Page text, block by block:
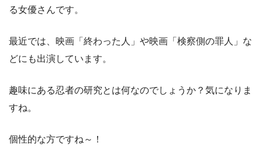
る女優さんです。
最近では、映画「終わった人」や映画「検察側の罪人」な
どにも出演しています。
趣味にある忍者の研究とは何なのでしょうか？気になりま
すね。
個性的な方ですね～！